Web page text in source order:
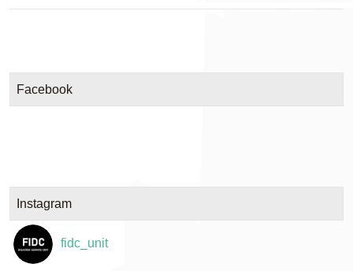
Facebook
Instagram
fidc_unit